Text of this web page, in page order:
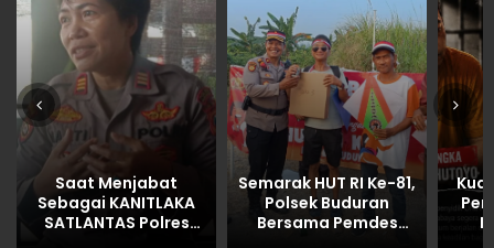
Saat Menjabat
Sebagai KANITLAKA
SATLANTAS Polres
Semarak HUT RI Ke-81,
Polsek Buduran
Bersama Pemdes